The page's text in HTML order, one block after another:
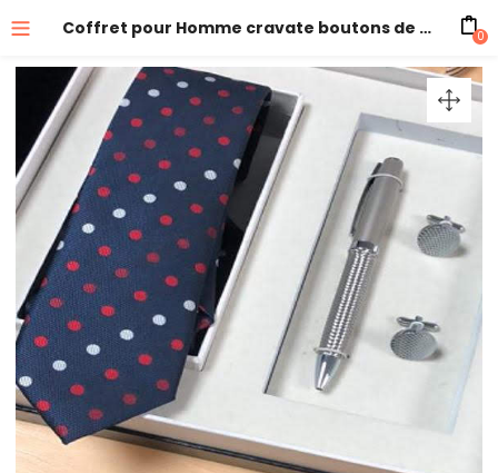
Coffret pour Homme cravate boutons de manchette stylo 0